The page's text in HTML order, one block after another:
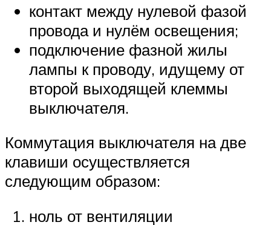
контакт между нулевой фазой
провода и нулём освещения;
подключение фазной жилы
лампы к проводу, идущему от
второй выходящей клеммы
выключателя.
Коммутация выключателя на две
клавиши осуществляется
следующим образом:
ноль от вентиляции